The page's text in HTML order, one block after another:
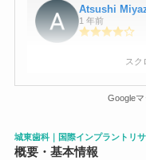
スク
Atsushi
1 年前
即日治療できるイン
り手術時間が短く済
どのデメリットもあ
た。
Google
城東歯科｜国際インプラントリ
概要・基本情報